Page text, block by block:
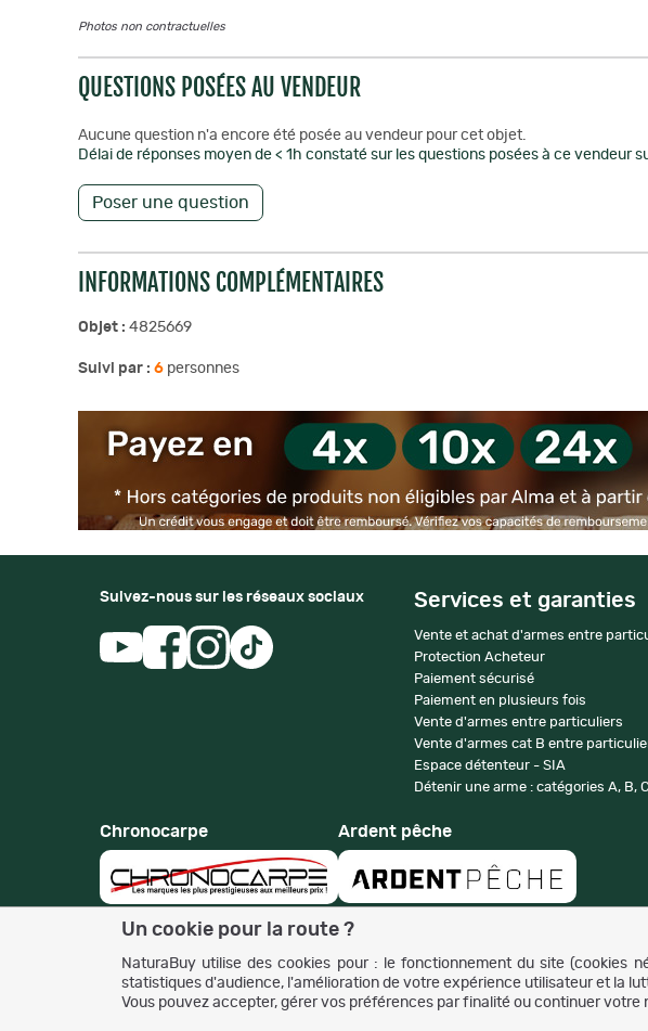
Photos non contractuelles
QUESTIONS POSÉES AU VENDEUR
Aucune question n'a encore été posée au vendeur pour cet objet.
Délai de réponses moyen de < 1h constaté sur les questions posées à ce vendeur
Poser une question
INFORMATIONS COMPLÉMENTAIRES
Objet : 4825669
Suivi par : 6 personnes
Suivez-nous sur les réseaux sociaux Services et garanties
Vente et achat d'armes entre
Protection Acheteur
Paiement sécurisé
Paiement en plusieurs fois
Vente d'armes entre particuliers
Vente d'armes cat B entre
Espace détenteur - SIA
Détenir une arme : catégories A, B,
Chronocarpe Ardent pêche
Copyright © 2007-
Les marques
in 0.039 s - cache - Site
Un cookie pour la route ?
NaturaBuy utilise des cookies pour : le fonctionnement du site (cookies
statistiques d'audience, l'amélioration de votre expérience utilisateur et la
Vous pouvez accepter, gérer vos préférences par finalité ou continuer votre